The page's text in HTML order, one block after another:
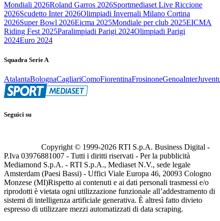
Mondiali 2026Roland Garros 2026Sportmediaset Live Riccione
2026Scudetto Inter 2026Olimpiadi Invernali Milano Cortina
2026Super Bowl 2026Eicma 2025Mondiale per club 2025EICMA
Riding Fest 2025Paralimpiadi Parigi 2024Olimpiadi Parigi
2024Euro 2024
Squadra Serie A
AtalantaBolognaCagliariComoFiorentinaFrosinoneGenoaInter
Seguici su
Copyright © 1999-2026 RTI S.p.A. Business Digital -
P.Iva 03976881007 - Tutti i diritti riservati - Per la pubblicità
Mediamond S.p.A. - RTI S.p.A., Mediaset N.V., sede legale
Amsterdam (Paesi Bassi) - Uffici Viale Europa 46, 20093 Cologno
Monzese (MI)Rispetto ai contenuti e ai dati personali trasmessi e/o
riprodotti è vietata ogni utilizzazione funzionale all’addestramento di
sistemi di intelligenza artificiale generativa. È altresì fatto divieto
espresso di utilizzare mezzi automatizzati di data scraping.